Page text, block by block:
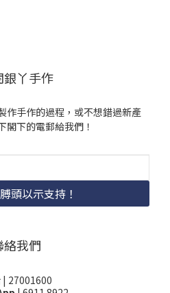
銀丫手作
作手作的過程，或不想錯過新產
閣下的電郵給我們！
頭以示支持！
絡我們
| 27001600